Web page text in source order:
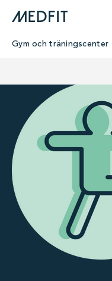
Gym och träningscenter